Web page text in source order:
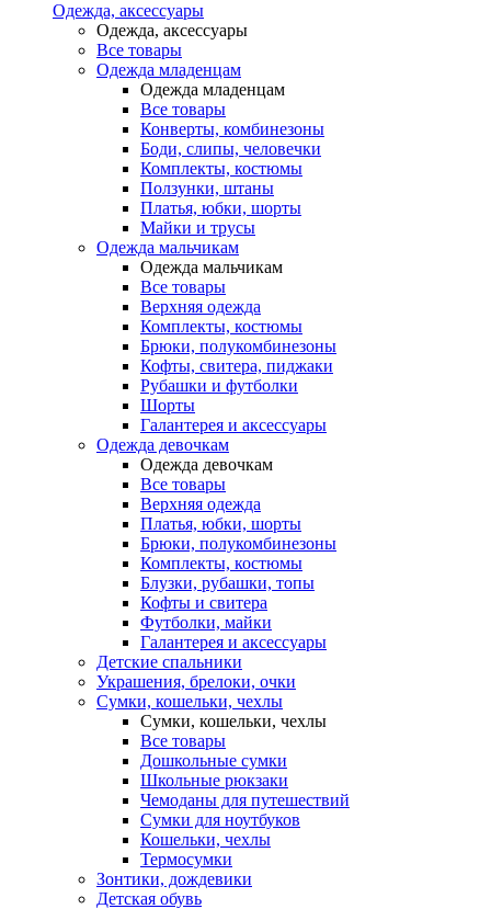
Одежда, аксессуары
Одежда, аксессуары
Все товары
Одежда младенцам
Одежда младенцам
Все товары
Конверты, комбинезоны
Боди, слипы, человечки
Комплекты, костюмы
Ползунки, штаны
Платья, юбки, шорты
Майки и трусы
Одежда мальчикам
Одежда мальчикам
Все товары
Верхняя одежда
Комплекты, костюмы
Брюки, полукомбинезоны
Кофты, свитера, пиджаки
Рубашки и футболки
Шорты
Галантерея и аксессуары
Одежда девочкам
Одежда девочкам
Все товары
Верхняя одежда
Платья, юбки, шорты
Брюки, полукомбинезоны
Комплекты, костюмы
Блузки, рубашки, топы
Кофты и свитера
Футболки, майки
Галантерея и аксессуары
Детские спальники
Украшения, брелоки, очки
Сумки, кошельки, чехлы
Сумки, кошельки, чехлы
Все товары
Дошкольные сумки
Школьные рюкзаки
Чемоданы для путешествий
Сумки для ноутбуков
Кошельки, чехлы
Термосумки
Зонтики, дождевики
Детская обувь